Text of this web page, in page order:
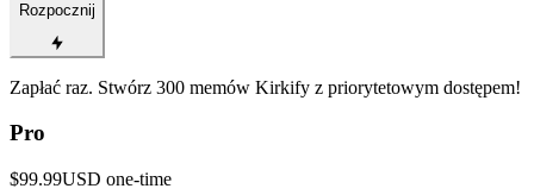
Rozpocznij
Zapłać raz. Stwórz 300 memów Kirkify z priorytetowym dostępem!
Pro
$99.99USD one-time